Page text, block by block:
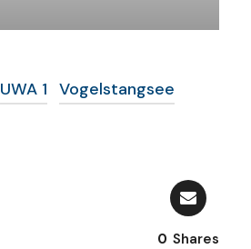
UWA 1 Vogelstangsee
0 Shares